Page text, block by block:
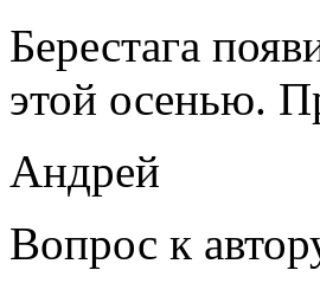
Берестага
этой осенью.
Андрей
Вопрос к